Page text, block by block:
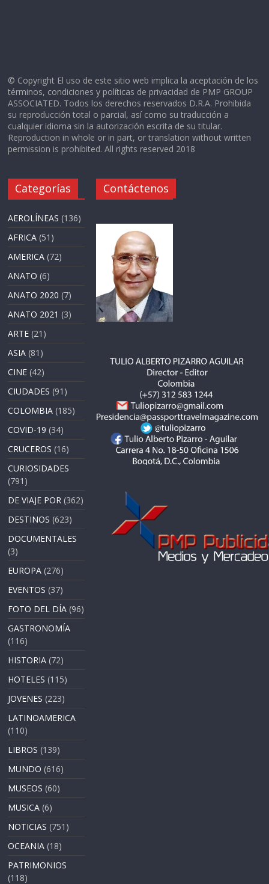
© Copyright El uso de este sitio web implica la aceptación de los
términos, condiciones y políticas de privacidad de PMP GROUP
ASSOCIATED. Todos los derechos reservados D.R.A. Prohibida
su reproducción total o parcial, así como su traducción a
cualquier idioma sin la autorización escrita de su titular.
Reproduction in whole or in part, or translation without written
permission is prohibited. All rights reserved 2018
Categorías
AEROLÍNEAS (136)
AFRICA (51)
AMERICA (72)
ANATO (6)
ANATO 2020 (7)
ANATO 2021 (3)
ARTE (21)
ASIA (81)
CINE (42)
CIUDADES (91)
COLOMBIA (185)
COVID-19 (34)
CRUCEROS (16)
CURIOSIDADES
(791)
DE VIAJE POR (362)
DESTINOS (623)
DOCUMENTALES
(3)
EUROPA (276)
EVENTOS (37)
FOTO DEL DÍA (96)
GASTRONOMÍA
(116)
HISTORIA (72)
HOTELES (115)
JOVENES (223)
LATINOAMERICA
(110)
LIBROS (139)
MUNDO (616)
MUSEOS (60)
MUSICA (6)
NOTICIAS (751)
OCEANIA (18)
PATRIMONIOS
(118)
Contáctenos